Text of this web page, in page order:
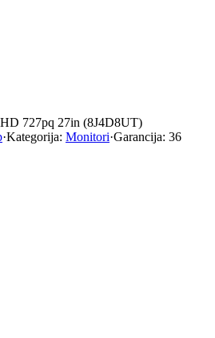
727pq 27in (8J4D8UT)
·Kategorija: Monitori·Garancija: 36